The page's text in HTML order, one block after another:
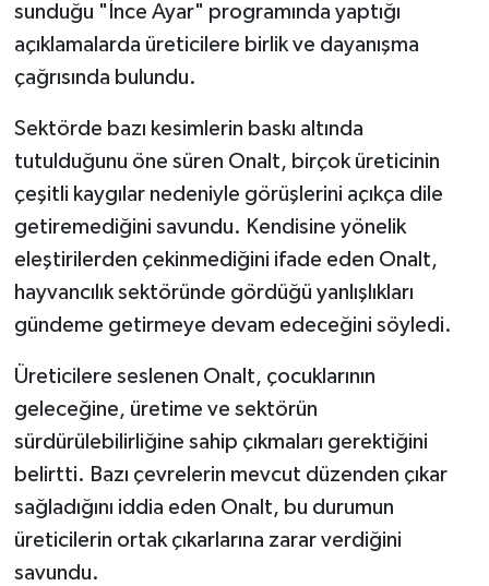
sunduğu "İnce Ayar" programında yaptığı
açıklamalarda üreticilere birlik ve dayanışma
çağrısında bulundu.
Sektörde bazı kesimlerin baskı altında
tutulduğunu öne süren Onalt, birçok üreticinin
çeşitli kaygılar nedeniyle görüşlerini açıkça dile
getiremediğini savundu. Kendisine yönelik
eleştirilerden çekinmediğini ifade eden Onalt,
hayvancılık sektöründe gördüğü yanlışlıkları
gündeme getirmeye devam edeceğini söyledi.
Üreticilere seslenen Onalt, çocuklarının
geleceğine, üretime ve sektörün
sürdürülebilirliğine sahip çıkmaları gerektiğini
belirtti. Bazı çevrelerin mevcut düzenden çıkar
sağladığını iddia eden Onalt, bu durumun
üreticilerin ortak çıkarlarına zarar verdiğini
savundu.